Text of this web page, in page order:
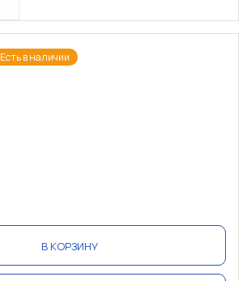
Есть в наличии
В КОРЗИНУ